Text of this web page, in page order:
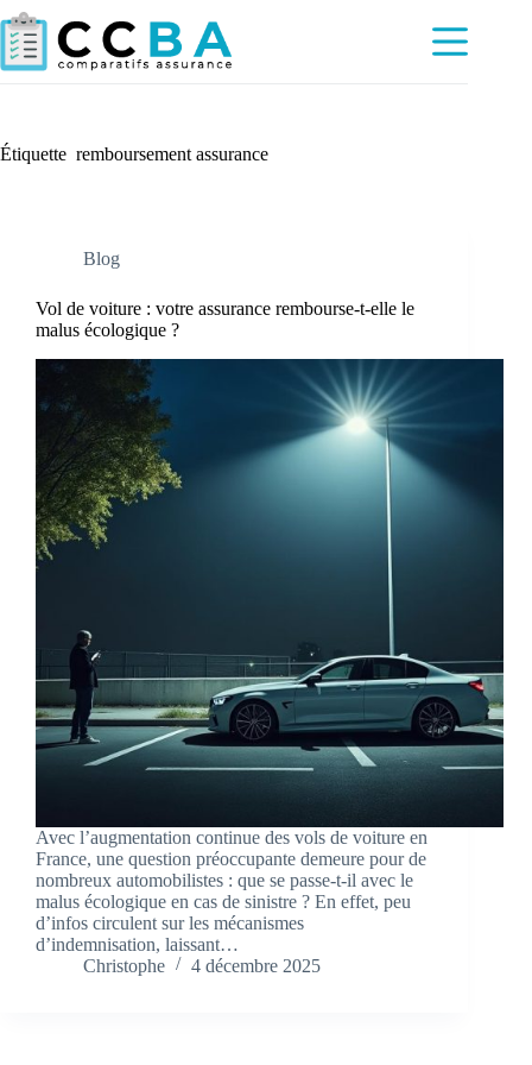
Passer
au
contenu
Étiquette remboursement assurance
Blog
Vol de voiture : votre assurance rembourse-t-elle le
malus écologique ?
Avec l’augmentation continue des vols de voiture en
France, une question préoccupante demeure pour de
nombreux automobilistes : que se passe-t-il avec le
malus écologique en cas de sinistre ? En effet, peu
d’infos circulent sur les mécanismes
d’indemnisation, laissant…
Christophe
4 décembre 2025